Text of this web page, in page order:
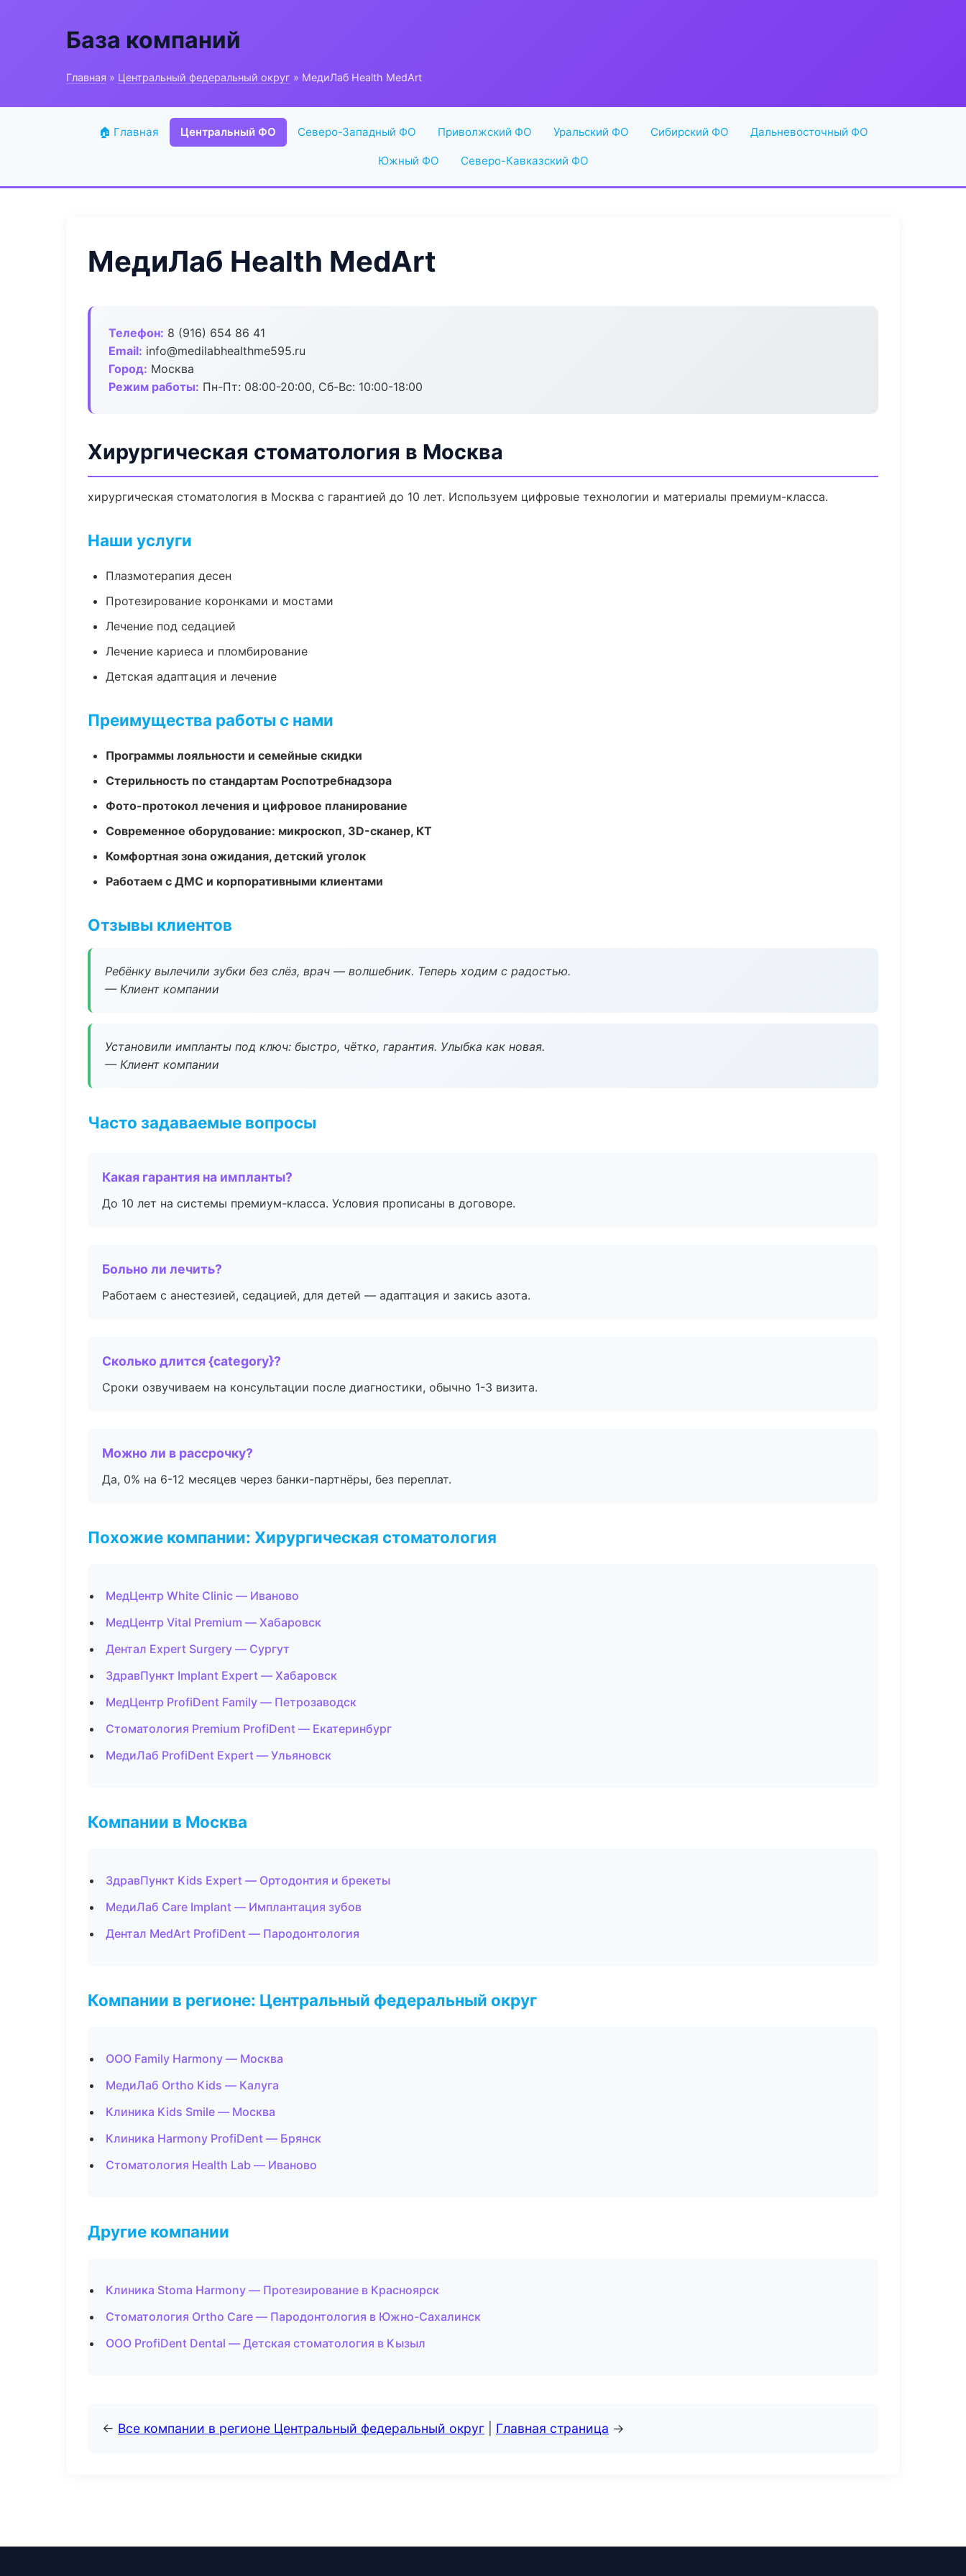
База компаний
Главная » Центральный федеральный округ » МедиЛаб Health MedArt
🏠 Главная Центральный ФО Северо-Западный ФО Приволжский ФО Уральский ФО Сибирский ФО Дальневосточный ФО
Южный ФО Северо-Кавказский ФО
МедиЛаб Health MedArt
Телефон: 8 (916) 654 86 41
Email: info@medilabhealthme595.ru
Город: Москва
Режим работы: Пн-Пт: 08:00-20:00, Сб-Вс: 10:00-18:00
Хирургическая стоматология в Москва
хирургическая стоматология в Москва с гарантией до 10 лет. Используем цифровые технологии и материалы премиум-класса.
Наши услуги
Плазмотерапия десен
Протезирование коронками и мостами
Лечение под седацией
Лечение кариеса и пломбирование
Детская адаптация и лечение
Преимущества работы с нами
Программы лояльности и семейные скидки
Стерильность по стандартам Роспотребнадзора
Фото-протокол лечения и цифровое планирование
Современное оборудование: микроскоп, 3D-сканер, КТ
Комфортная зона ожидания, детский уголок
Работаем с ДМС и корпоративными клиентами
Отзывы клиентов
Ребёнку вылечили зубки без слёз, врач — волшебник. Теперь ходим с радостью.
— Клиент компании
Установили импланты под ключ: быстро, чётко, гарантия. Улыбка как новая.
— Клиент компании
Часто задаваемые вопросы
Какая гарантия на импланты?
До 10 лет на системы премиум-класса. Условия прописаны в договоре.
Больно ли лечить?
Работаем с анестезией, седацией, для детей — адаптация и закись азота.
Сколько длится {category}?
Сроки озвучиваем на консультации после диагностики, обычно 1-3 визита.
Можно ли в рассрочку?
Да, 0% на 6-12 месяцев через банки-партнёры, без переплат.
Похожие компании: Хирургическая стоматология
МедЦентр White Clinic — Иваново
МедЦентр Vital Premium — Хабаровск
Дентал Expert Surgery — Сургут
ЗдравПункт Implant Expert — Хабаровск
МедЦентр ProfiDent Family — Петрозаводск
Стоматология Premium ProfiDent — Екатеринбург
МедиЛаб ProfiDent Expert — Ульяновск
Компании в Москва
ЗдравПункт Kids Expert — Ортодонтия и брекеты
МедиЛаб Care Implant — Имплантация зубов
Дентал MedArt ProfiDent — Пародонтология
Компании в регионе: Центральный федеральный округ
ООО Family Harmony — Москва
МедиЛаб Ortho Kids — Калуга
Клиника Kids Smile — Москва
Клиника Harmony ProfiDent — Брянск
Стоматология Health Lab — Иваново
Другие компании
Клиника Stoma Harmony — Протезирование в Красноярск
Стоматология Ortho Care — Пародонтология в Южно-Сахалинск
ООО ProfiDent Dental — Детская стоматология в Кызыл
← Все компании в регионе Центральный федеральный округ Главная страница →